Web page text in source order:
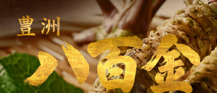
八百金からのお知らせ
八百金の入荷情報・最新情報｜全国の
高級寿司店の板前さん、日本料理店・
フレンチのシェフなどから支持されて
いる築地の仲卸「八百金（やおき
ん）」では、質の高い高級わさびや旬
の青果を豊富に取り扱っております。